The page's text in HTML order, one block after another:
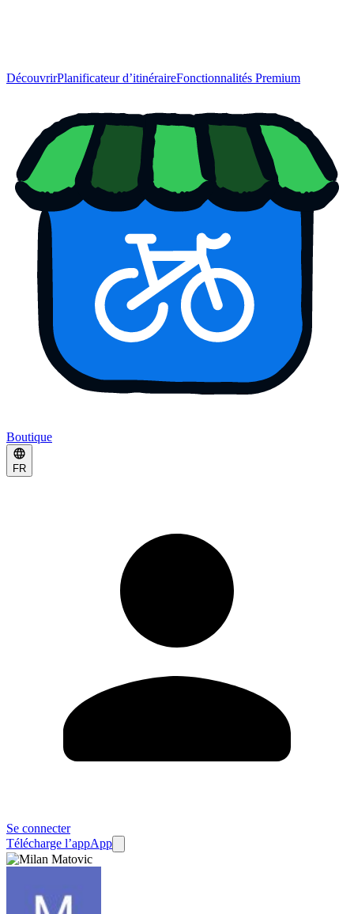
DécouvrirPlanificateur d’itinéraireFonctionnalités Premium
Boutique
FR
Se connecter
Télécharge l’appApp